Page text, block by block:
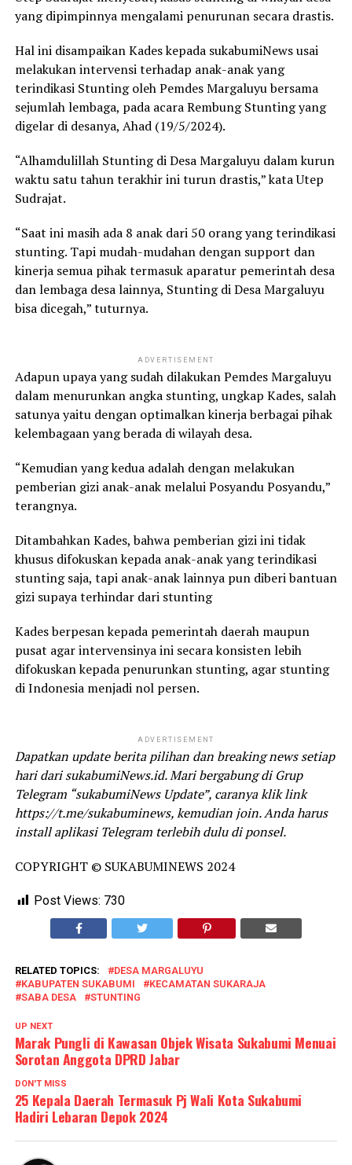
yang dipimpinnya mengalami penurunan secara drastis.
Hal ini disampaikan Kades kepada sukabumiNews usai
melakukan intervensi terhadap anak-anak yang
terindikasi Stunting oleh Pemdes Margaluyu bersama
sejumlah lembaga, pada acara Rembung Stunting yang
digelar di desanya, Ahad (19/5/2024).
“Alhamdulillah Stunting di Desa Margaluyu dalam kurun
waktu satu tahun terakhir ini turun drastis,” kata Utep
Sudrajat.
“Saat ini masih ada 8 anak dari 50 orang yang terindikasi
stunting. Tapi mudah-mudahan dengan support dan
kinerja semua pihak termasuk aparatur pemerintah desa
dan lembaga desa lainnya, Stunting di Desa Margaluyu
bisa dicegah,” tuturnya.
ADVERTISEMENT
Adapun upaya yang sudah dilakukan Pemdes Margaluyu
dalam menurunkan angka stunting, ungkap Kades, salah
satunya yaitu dengan optimalkan kinerja berbagai pihak
kelembagaan yang berada di wilayah desa.
“Kemudian yang kedua adalah dengan melakukan
pemberian gizi anak-anak melalui Posyandu Posyandu,”
terangnya.
Ditambahkan Kades, bahwa pemberian gizi ini tidak
khusus difokuskan kepada anak-anak yang terindikasi
stunting saja, tapi anak-anak lainnya pun diberi bantuan
gizi supaya terhindar dari stunting
Kades berpesan kepada pemerintah daerah maupun
pusat agar intervensinya ini secara konsisten lebih
difokuskan kepada penurunkan stunting, agar stunting
di Indonesia menjadi nol persen.
ADVERTISEMENT
Dapatkan update berita pilihan dan breaking news setiap
hari dari sukabumiNews.id. Mari bergabung di Grup
Telegram “sukabumiNews Update”, caranya klik link
https://t.me/sukabuminews, kemudian join. Anda harus
install aplikasi Telegram terlebih dulu di ponsel.
COPYRIGHT © SUKABUMINEWS 2024
Post Views: 730
RELATED TOPICS:
DESA MARGALUYU
KABUPATEN SUKABUMI
KECAMATAN SUKARAJA
SABA DESA
STUNTING
UP NEXT
Marak Pungli di Kawasan Objek Wisata Sukabumi Menuai
Sorotan Anggota DPRD Jabar
DON'T MISS
25 Kepala Daerah Termasuk Pj Wali Kota Sukabumi
Hadiri Lebaran Depok 2024